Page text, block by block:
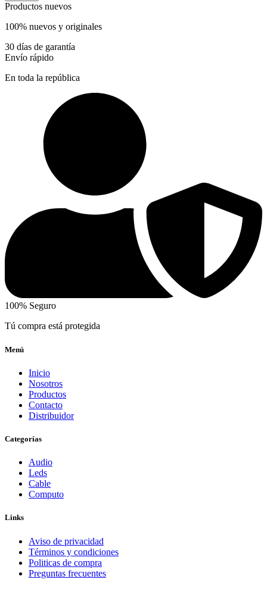
Productos nuevos
100% nuevos y originales
30 días de garantía
Envío rápido
En toda la república
100% Seguro
Tú compra está protegida
Menú
Inicio
Nosotros
Productos
Contacto
Distribuidor
Categorías
Audio
Leds
Cable
Computo
Links
Aviso de privacidad
Términos y condiciones
Politicas de compra
Preguntas frecuentes